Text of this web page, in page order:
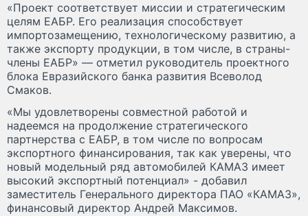
«Проект соответствует миссии и стратегическим
целям ЕАБР. Его реализация способствует
импортозамещению, технологическому развитию, а
также экспорту продукции, в том числе, в страны-
члены ЕАБР» — отметил руководитель проектного
блока Евразийского банка развития Всеволод
Смаков.
«Мы удовлетворены совместной работой и
надеемся на продолжение стратегического
партнерства с ЕАБР, в том числе по вопросам
экспортного финансирования, так как уверены, что
новый модельный ряд автомобилей КАМАЗ имеет
высокий экспортный потенциал» - добавил
заместитель Генерального директора ПАО «КАМАЗ»,
финансовый директор Андрей Максимов.